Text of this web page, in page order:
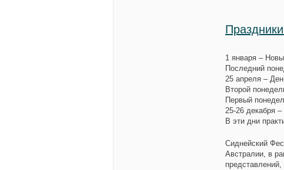
1 января –
Последний
25 апреля –
Второй
Первый
25-26 декабря
В эти дни
Сиднейский
Австралии, в